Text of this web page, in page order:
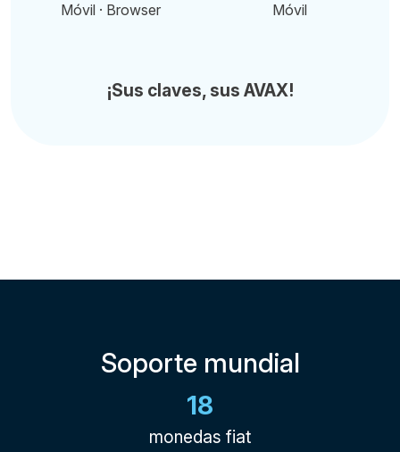
Móvil · Browser Móvil
¡Sus claves, sus AVAX!
Soporte mundial
18
monedas fiat